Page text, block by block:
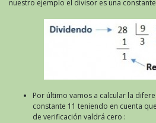
nuestro ejemplo el divisor es una
Por último vamos a calcular la
constante 11 teniendo en cuenta
de verificación valdrá cero :